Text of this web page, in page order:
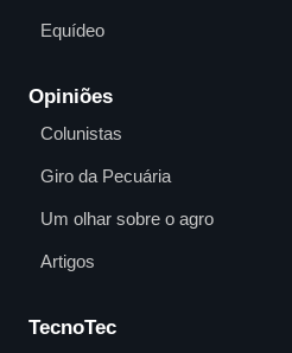
Equídeo
Opiniões
Colunistas
Giro da Pecuária
Um olhar sobre o agro
Artigos
TecnoTec